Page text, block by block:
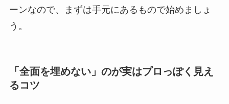
ーンなので、まずは手元にあるもので始めましょ
う。
「全面を埋めない」のが実はプロっぽく見え
るコツ